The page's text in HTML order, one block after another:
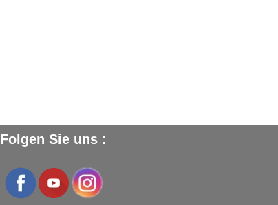
Folgen Sie uns :